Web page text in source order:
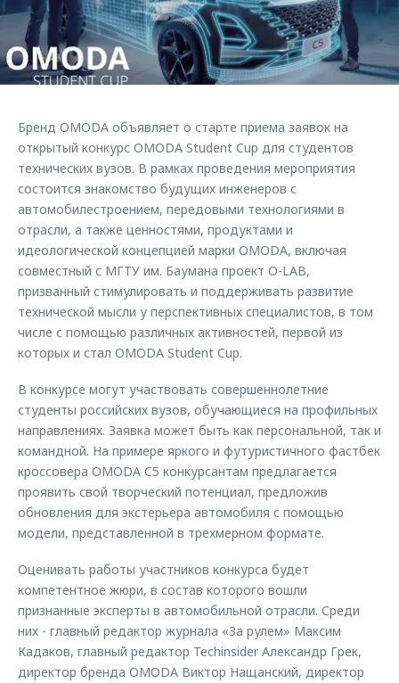
Страхование
Кредитный калькулятор
Аксессуары
Оригинальные аксессуары
Запчасти
Трейд-ин
Калькулятор трейд-ин
Руководства по эксплуатации
Клиентская поддержка
O&J Автоклуб
Приложение O&J
Аксессуары
Одежда и сувениры
Оригинальные аксессуары
Запчасти
Обратная связь
Бренд OMODA объявляет о старте приема заявок на
открытый конкурс OMODA Student Cup для студентов
технических вузов. В рамках проведения мероприятия
состоится знакомство будущих инженеров с
автомобилестроением, передовыми технологиями в
отрасли, а также ценностями, продуктами и
идеологической концепцией марки OMODA, включая
совместный с МГТУ им. Баумана проект O-LAB,
призванный стимулировать и поддерживать развитие
технической мысли у перспективных специалистов, в том
числе с помощью различных активностей, первой из
которых и стал OMODA Student Cup.
В конкурсе могут участвовать совершеннолетние
студенты российских вузов, обучающиеся на профильных
направлениях. Заявка может быть как персональной, так и
командной. На примере яркого и футуристичного фастбек
кроссовера OMODA C5 конкурсантам предлагается
проявить свой творческий потенциал, предложив
обновления для экстерьера автомобиля с помощью
модели, представленной в трехмерном формате.
Оценивать работы участников конкурса будет
компетентное жюри, в состав которого вошли
признанные эксперты в автомобильной отрасли. Среди
них - главный редактор журнала «За рулем» Максим
Кадаков, главный редактор Techinsider Александр Грек,
директор бренда OMODA Виктор Нащанский, директор